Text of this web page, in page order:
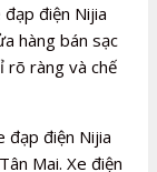
điện Nijia
hàng bán sạc
rõ ràng và chế
đạp điện Nijia
Mai. Xe điện